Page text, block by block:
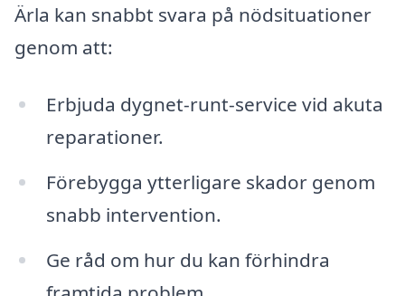
Ärla kan snabbt svara på nödsituationer
genom att:
Erbjuda dygnet-runt-service vid akuta
reparationer.
Förebygga ytterligare skador genom
snabb intervention.
Ge råd om hur du kan förhindra